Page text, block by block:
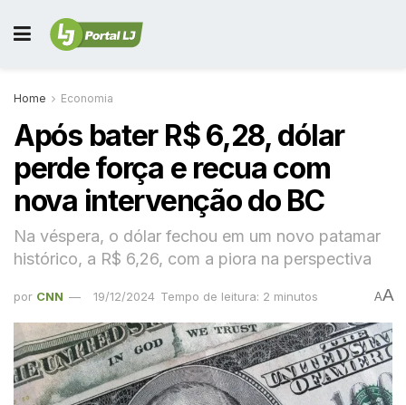
Home Economia
Após bater R$ 6,28, dólar
perde força e recua com
nova intervenção do BC
Na véspera, o dólar fechou em um novo patamar
histórico, a R$ 6,26, com a piora na perspectiva
por CNN 19/12/2024 Tempo de leitura: 2 minutos AA